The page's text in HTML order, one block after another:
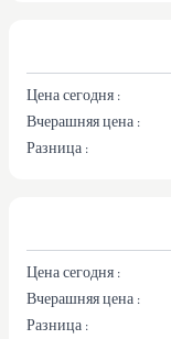
Цена сегодня :
Вчерашняя цена :
Разница :
Цена сегодня :
Вчерашняя цена :
Разница :